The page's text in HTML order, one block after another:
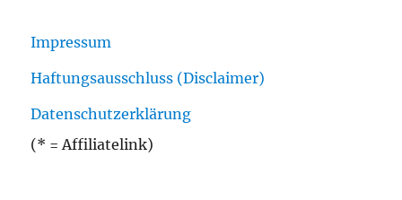
Impressum
Haftungsausschluss (Disclaimer)
Datenschutzerklärung
(* = Affiliatelink)